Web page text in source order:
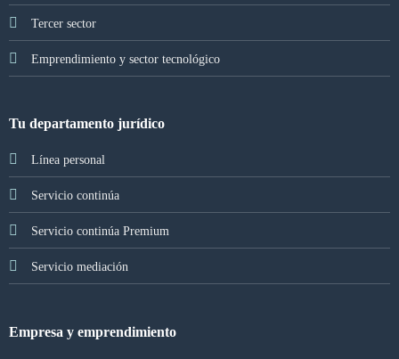
Tercer sector
Emprendimiento y sector tecnológico
Tu departamento jurídico
Línea personal
Servicio continúa
Servicio continúa Premium
Servicio mediación
Empresa y emprendimiento